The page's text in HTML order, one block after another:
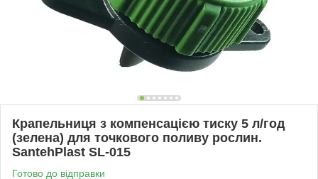
Крапельниця з компенсацією тиску 5 л/год
(зелена) для точкового поливу рослин.
SantehPlast SL-015
Готово до відправки